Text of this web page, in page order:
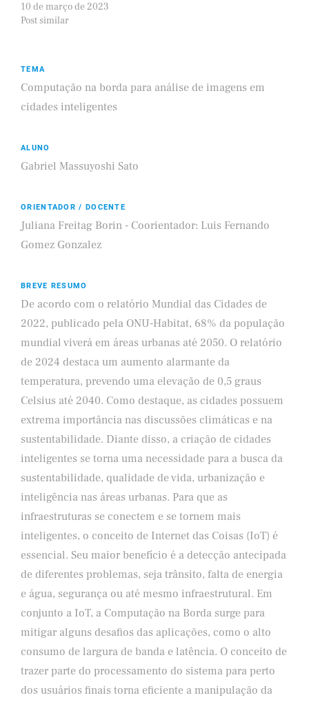
10 de março de 2023
Post similar
TEMA
Computação na borda para análise de imagens em
cidades inteligentes
ALUNO
Gabriel Massuyoshi Sato
ORIENTADOR / DOCENTE
Juliana Freitag Borin - Coorientador: Luis Fernando
Gomez Gonzalez
BREVE RESUMO
De acordo com o relatório Mundial das Cidades de
2022, publicado pela ONU-Habitat, 68% da população
mundial viverá em áreas urbanas até 2050. O relatório
de 2024 destaca um aumento alarmante da
temperatura, prevendo uma elevação de 0,5 graus
Celsius até 2040. Como destaque, as cidades possuem
extrema importância nas discussões climáticas e na
sustentabilidade. Diante disso, a criação de cidades
inteligentes se torna uma necessidade para a busca da
sustentabilidade, qualidade de vida, urbanização e
inteligência nas áreas urbanas. Para que as
infraestruturas se conectem e se tornem mais
inteligentes, o conceito de Internet das Coisas (IoT) é
essencial. Seu maior benefício é a detecção antecipada
de diferentes problemas, seja trânsito, falta de energia
e água, segurança ou até mesmo infraestrutural. Em
conjunto a IoT, a Computação na Borda surge para
mitigar alguns desafios das aplicações, como o alto
consumo de largura de banda e latência. O conceito de
trazer parte do processamento do sistema para perto
dos usuários finais torna eficiente a manipulação da